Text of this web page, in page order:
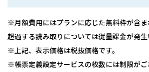
※月額費用にはプランに応じた無料枠が含
超過する読み取りについては従量課金が発生
※上記、表示価格は税抜価格です。
※帳票定義設定サービスの枚数には制限がご